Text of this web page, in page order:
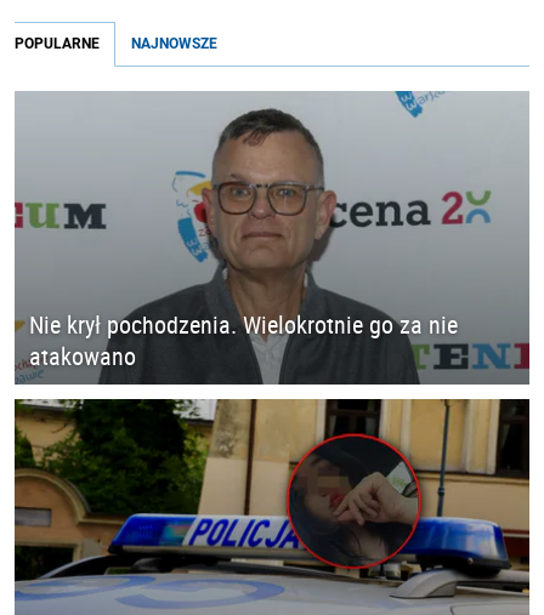
POPULARNE NAJNOWSZE
Nie krył pochodzenia. Wielokrotnie go za nie
atakowano